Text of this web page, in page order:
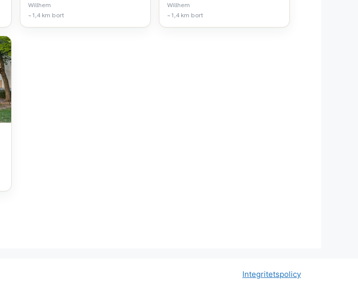
Willhem
~1,4 km bort
Willhem
~1,4 km bort
Integritetspolicy